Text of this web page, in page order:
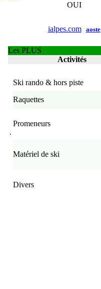
ialpes.com aoste
OUI
Les PLUS
Activités
.
Ski rando & hors piste
Raquettes
Promeneurs
Matériel de ski
Divers